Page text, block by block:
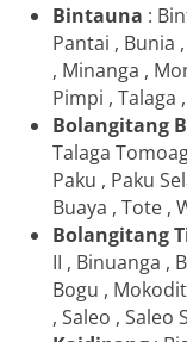
Bintauna :
Pantai , Bunia
, Minanga ,
Pimpi , Talaga
Bolangitang
Talaga
Paku , Paku
Buaya , Tote ,
Bolangitang
II , Binuanga ,
Bogu ,
, Saleo , Saleo